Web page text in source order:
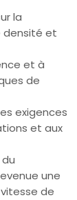
la
densité et
et à
de
exigences
et aux
une
de